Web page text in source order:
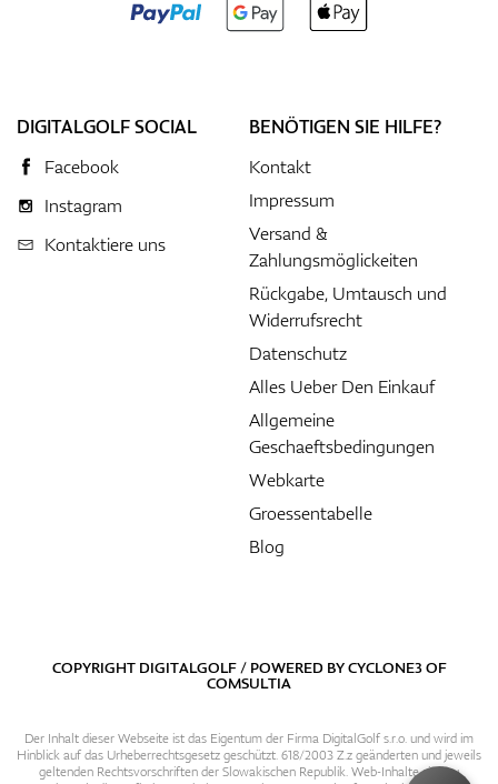
DIGITALGOLF SOCIAL
Facebook
Instagram
Kontaktiere uns
BENÖTIGEN SIE HILFE?
Kontakt
Impressum
Versand &
Zahlungsmöglickeiten
Rückgabe, Umtausch und
Widerrufsrecht
Datenschutz
Alles Ueber Den Einkauf
Allgemeine
Geschaeftsbedingungen
Webkarte
Groessentabelle
Blog
COPYRIGHT DIGITALGOLF / POWERED BYCYCLONE3OF
COMSULTIA
Der Inhalt dieser Webseite ist das Eigentum der Firma DigitalGolf s.r.o. und wird im
Hinblick auf das Urheberrechtsgesetz geschützt. 618/2003 Z.z geänderten und jeweils
geltenden Rechtsvorschriften der Slowakischen Republik. Web-Inhalte sind zu